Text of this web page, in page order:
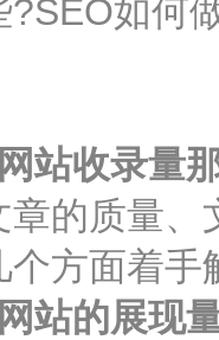
?SEO如何
站收录量
质量、
个方面着
站的展现